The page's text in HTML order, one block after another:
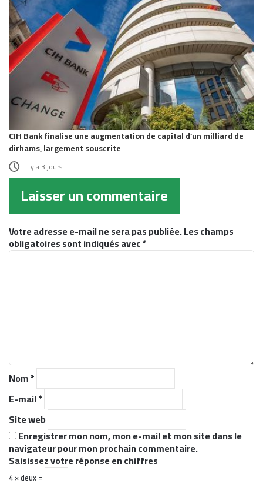
CIH Bank finalise une augmentation de capital d’un milliard de
dirhams, largement souscrite
il y a 3 jours
Laisser un commentaire
Votre adresse e-mail ne sera pas publiée.Les champs
obligatoires sont indiqués avec*
C
r
e
*
Nom*
E-mail*
Site web
Enregistrer mon nom, mon e-mail et mon site dans le
navigateur pour mon prochain commentaire.
Saisissez votre réponse en chiffres
4 × deux =